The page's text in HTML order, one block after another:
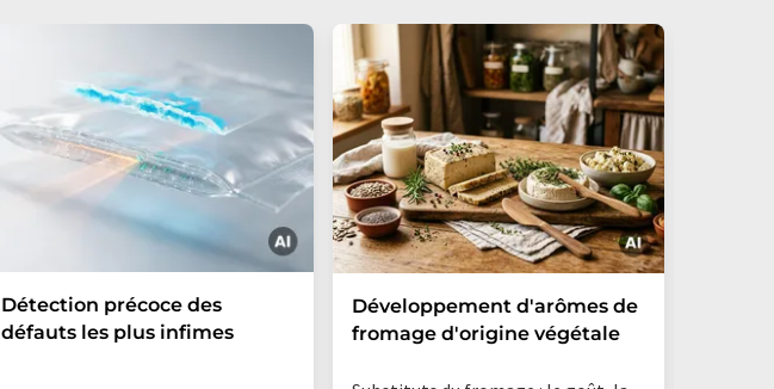
Détection précoce des
défauts les plus infimes
Développement d'arômes de
fromage d'origine végétale